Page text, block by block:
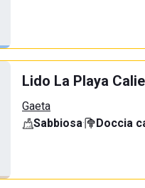
Lido La Playa
Gaeta
Sabbiosa· Doccia